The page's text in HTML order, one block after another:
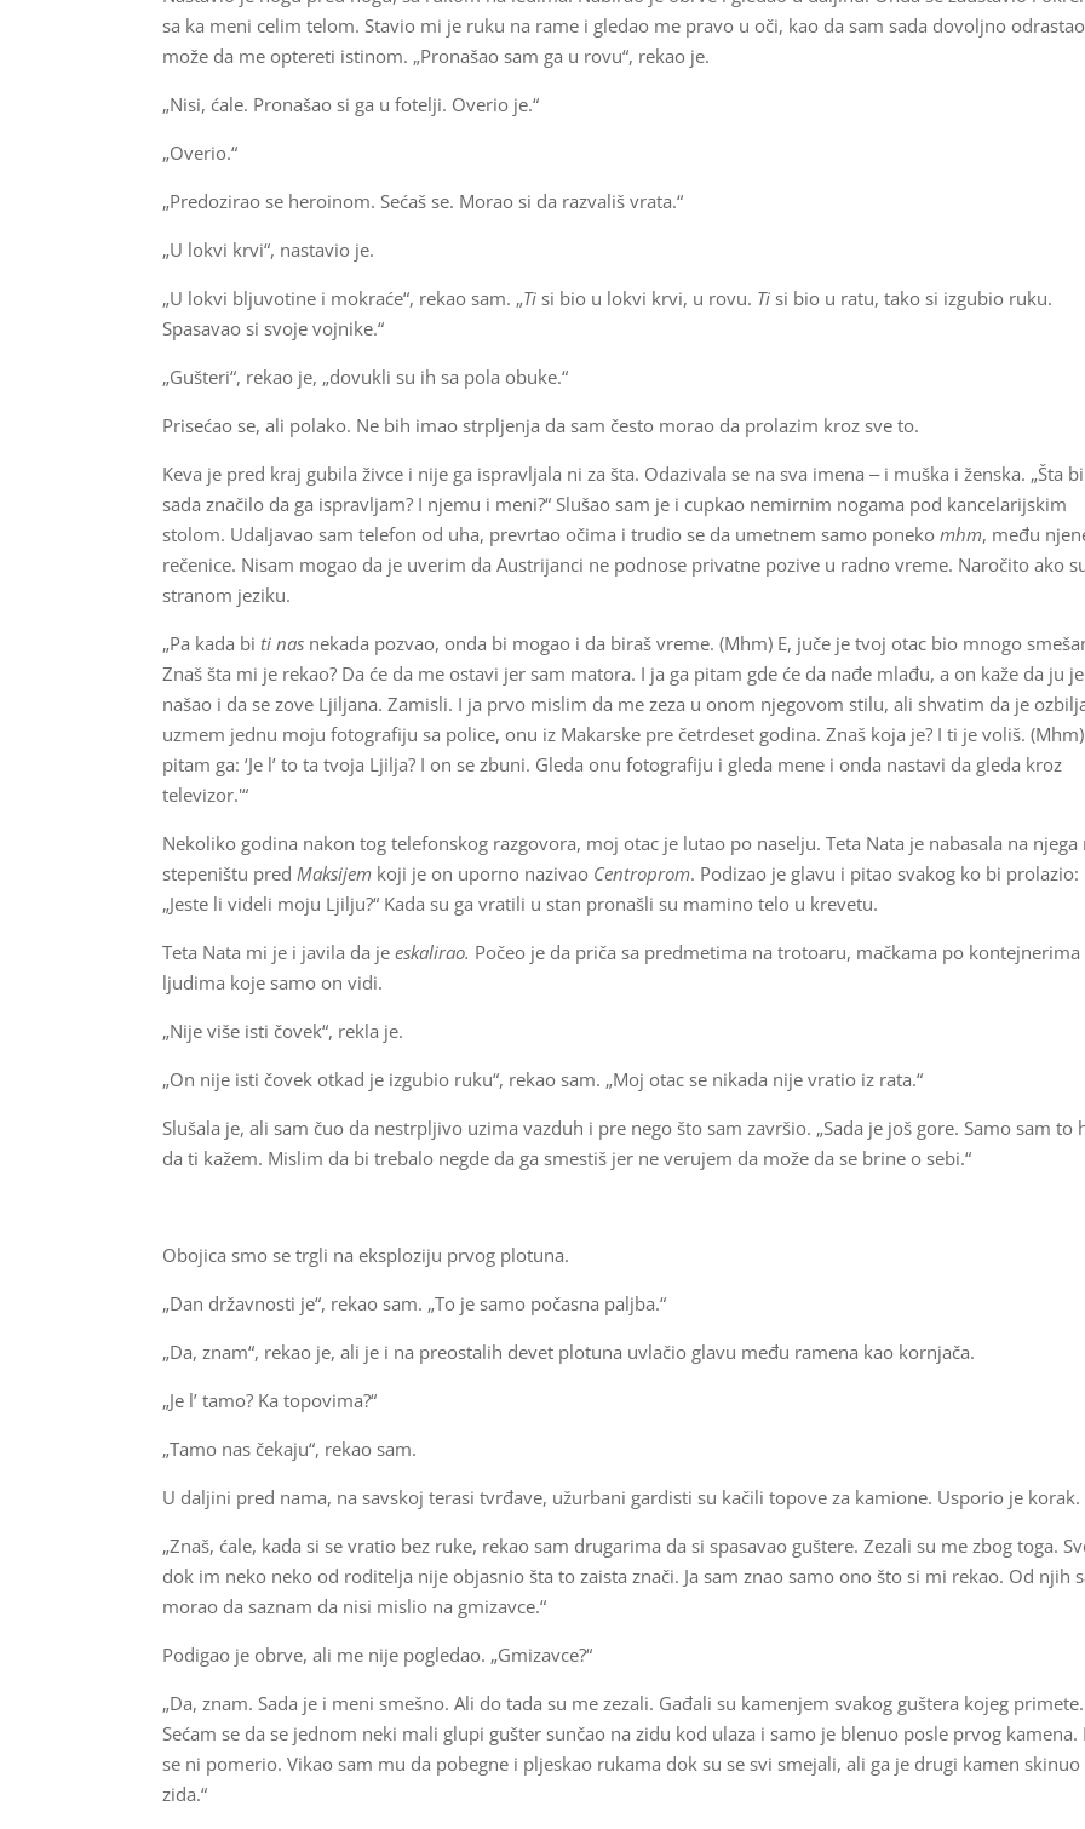
sa ka meni celim telom. Stavio mi je ruku na rame i gledao me pravo u oči, kao da sam sada dovoljno
može da me optereti istinom. „Pronašao sam ga u rovu“, rekao je.
„Nisi, ćale. Pronašao si ga u fotelji. Overio je.“
„Overio.“
„Predozirao se heroinom. Sećaš se. Morao si da razvališ vrata.“
„U lokvi krvi“, nastavio je.
„U lokvi bljuvotine i mokraće“, rekao sam. „Ti si bio u lokvi krvi, u rovu. Ti si bio u ratu, tako si izgubio ruku.
Spasavao si svoje vojnike.“
„Gušteri“, rekao je, „dovukli su ih sa pola obuke.“
Prisećao se, ali polako. Ne bih imao strpljenja da sam često morao da prolazim kroz sve to.
Keva je pred kraj gubila živce i nije ga ispravljala ni za šta. Odazivala se na sva imena ‒ i muška i ženska. „Šta
sada značilo da ga ispravljam? I njemu i meni?“ Slušao sam je i cupkao nemirnim nogama pod kancelarijskim
stolom. Udaljavao sam telefon od uha, prevrtao očima i trudio se da umetnem samo ponekomhm, među
rečenice. Nisam mogao da je uverim da Austrijanci ne podnose privatne pozive u radno vreme. Naročito ako
stranom jeziku.
„Pa kada biti nas nekada pozvao, onda bi mogao i da biraš vreme. (Mhm) E, juče je tvoj otac bio mnogo
Znaš šta mi je rekao? Da će da me ostavi jer sam matora. I ja ga pitam gde će da nađe mlađu, a on kaže da ju
našao i da se zove Ljiljana. Zamisli. I ja prvo mislim da me zeza u onom njegovom stilu, ali shvatim da je
uzmem jednu moju fotografiju sa police, onu iz Makarske pre četrdeset godina. Znaš koja je? I ti je voliš.
pitam ga: ‘Je l’ to ta tvoja Ljilja? I on se zbuni. Gleda onu fotografiju i gleda mene i onda nastavi da gleda kroz
televizor.'“
Nekoliko godina nakon tog telefonskog razgovora, moj otac je lutao po naselju. Teta Nata je nabasala na njega
stepeništu predMaksijem koji je on uporno nazivao Centroprom. Podizao je glavu i pitao svakog ko bi prolazio:
„Jeste li videli moju Ljilju?“ Kada su ga vratili u stan pronašli su mamino telo u krevetu.
Teta Nata mi je i javila da jeeskalirao. Počeo je da priča sa predmetima na trotoaru, mačkama po kontejnerima
ljudima koje samo on vidi.
„Nije više isti čovek“, rekla je.
„On nije isti čovek otkad je izgubio ruku“, rekao sam. „Moj otac se nikada nije vratio iz rata.“
Slušala je, ali sam čuo da nestrpljivo uzima vazduh i pre nego što sam završio. „Sada je još gore. Samo sam to
da ti kažem. Mislim da bi trebalo negde da ga smestiš jer ne verujem da može da se brine o sebi.“
Obojica smo se trgli na eksploziju prvog plotuna.
„Dan državnosti je“, rekao sam. „To je samo počasna paljba.“
„Da, znam“, rekao je, ali je i na preostalih devet plotuna uvlačio glavu među ramena kao kornjača.
„Je l’ tamo? Ka topovima?“
„Tamo nas čekaju“, rekao sam.
U daljini pred nama, na savskoj terasi tvrđave, užurbani gardisti su kačili topove za kamione. Usporio je korak.
„Znaš, ćale, kada si se vratio bez ruke, rekao sam drugarima da si spasavao guštere. Zezali su me zbog toga.
dok im neko neko od roditelja nije objasnio šta to zaista znači. Ja sam znao samo ono što si mi rekao. Od njih
morao da saznam da nisi mislio na gmizavce.“
Podigao je obrve, ali me nije pogledao. „Gmizavce?“
„Da, znam. Sada je i meni smešno. Ali do tada su me zezali. Gađali su kamenjem svakog guštera kojeg primete.
Sećam se da se jednom neki mali glupi gušter sunčao na zidu kod ulaza i samo je blenuo posle prvog kamena.
se ni pomerio. Vikao sam mu da pobegne i pljeskao rukama dok su se svi smejali, ali ga je drugi kamen skinuo
zida.“